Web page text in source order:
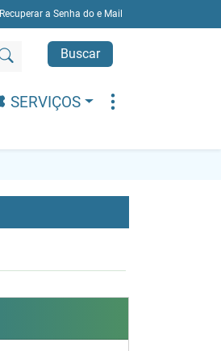
Recuperar a Senha do e Mail
Buscar
SERVIÇOS